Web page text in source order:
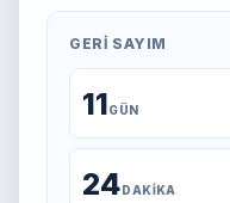
GERI SAYIM
11GÜN
24DAKIKA